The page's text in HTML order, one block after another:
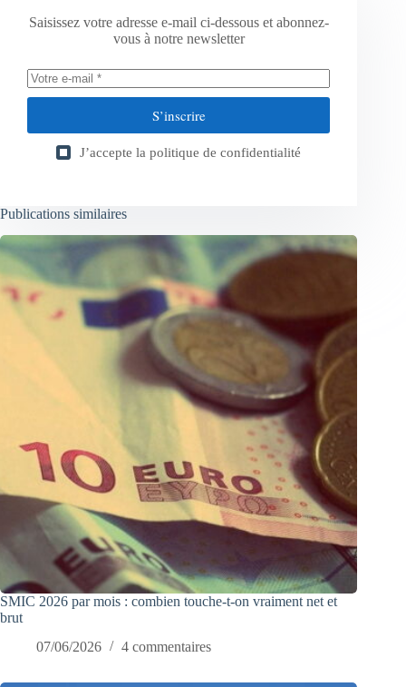
Saisissez votre adresse e-mail ci-dessous et abonnez-
vous à notre newsletter
S’inscrire
J’accepte la politique de confidentialité
Publications similaires
SMIC 2026 par mois : combien touche-t-on vraiment net et
brut
07/06/2026
4 commentaires